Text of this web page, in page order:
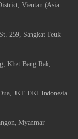
Vientan (Asia
259, Sangkat Teuk
Khet Bang Rak,
JKT DKI Indonesia
Myanmar